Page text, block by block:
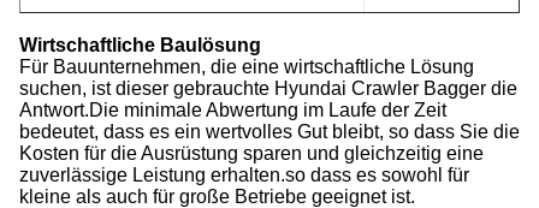
Wirtschaftliche Baulösung
Für Bauunternehmen, die eine wirtschaftliche Lösung
suchen, ist dieser gebrauchte Hyundai Crawler Bagger die
Antwort.Die minimale Abwertung im Laufe der Zeit
bedeutet, dass es ein wertvolles Gut bleibt, so dass Sie die
Kosten für die Ausrüstung sparen und gleichzeitig eine
zuverlässige Leistung erhalten.so dass es sowohl für
kleine als auch für große Betriebe geeignet ist.